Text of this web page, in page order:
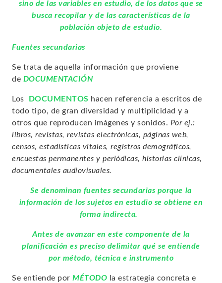
sino de las variables en estudio, de los datos que se
busca recopilar y de las características de la
población objeto de estudio.
Fuentes secundarias
Se trata de aquella información que proviene
de DOCUMENTACIÓN
Los DOCUMENTOS hacen referencia a escritos de
todo tipo, de gran diversidad y multiplicidad y a
otros que reproducen imágenes y sonidos. Por ej.:
libros, revistas, revistas electrónicas, páginas web,
censos, estadísticas vitales, registros demográficos,
encuestas permanentes y periódicas, historias clínicas,
documentales audiovisuales.
Se denominan fuentes secundarias porque la
información de los sujetos en estudio se obtiene en
forma indirecta.
Antes de avanzar en este componente de la
planificación es preciso delimitar qué se entiende
por método, técnica e instrumento
Se entiende por MÉTODO la estrategia concreta e